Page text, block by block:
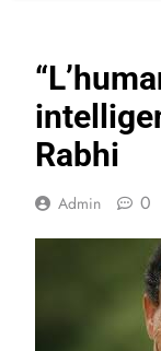
Rabhi
Admin 0